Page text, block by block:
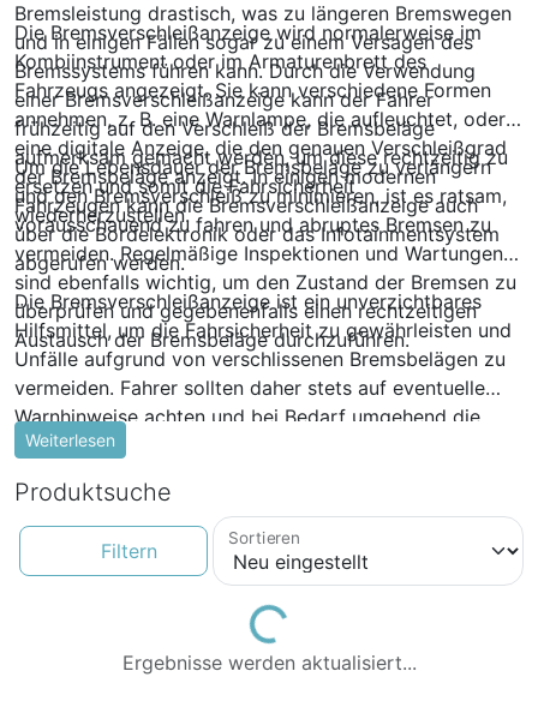
Bremsleistung drastisch, was zu längeren Bremswegen
und in einigen Fällen sogar zu einem Versagen des
Bremssystems führen kann. Durch die Verwendung
einer Bremsverschleißanzeige kann der Fahrer
frühzeitig auf den Verschleiß der Bremsbeläge
aufmerksam gemacht werden, um diese rechtzeitig zu
ersetzen und somit die Fahrsicherheit
wiederherzustellen.
Die Bremsverschleißanzeige wird normalerweise im
Kombiinstrument oder im Armaturenbrett des
Fahrzeugs angezeigt. Sie kann verschiedene Formen
annehmen, z. B. eine Warnlampe, die aufleuchtet, oder
eine digitale Anzeige, die den genauen Verschleißgrad
der Bremsbeläge anzeigt. In einigen modernen
Fahrzeugen kann die Bremsverschleißanzeige auch
über die Bordelektronik oder das Infotainmentsystem
abgerufen werden.
Um die Lebensdauer der Bremsbeläge zu verlängern
und den Bremsverschleiß zu minimieren, ist es ratsam,
vorausschauend zu fahren und abruptes Bremsen zu
vermeiden. Regelmäßige Inspektionen und Wartungen
sind ebenfalls wichtig, um den Zustand der Bremsen zu
überprüfen und gegebenenfalls einen rechtzeitigen
Austausch der Bremsbeläge durchzuführen.
Die Bremsverschleißanzeige ist ein unverzichtbares
Hilfsmittel, um die Fahrsicherheit zu gewährleisten und
Unfälle aufgrund von verschlissenen Bremsbelägen zu
vermeiden. Fahrer sollten daher stets auf eventuelle
Warnhinweise achten und bei Bedarf umgehend die
Bremsbeläge wechseln lassen.
Weiterlesen
Produktsuche
Filtern
Sortieren
Loading...
Ergebnisse werden aktualisiert...